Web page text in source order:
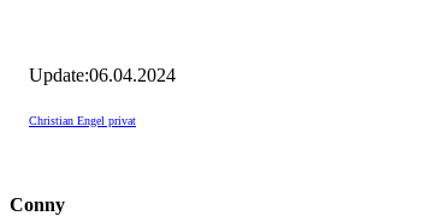
Update:06.04.2024
Christian Engel privat
Conny